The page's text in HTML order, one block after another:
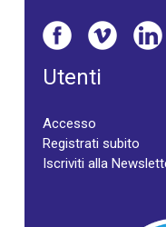
Utenti
Accesso
Registrati subito
Iscriviti alla